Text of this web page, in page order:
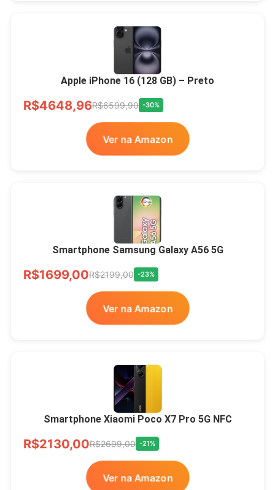
Apple iPhone 16 (128 GB) – Preto
R$4648,96R$6599,90 -30%
Ver na Amazon
Smartphone Samsung Galaxy A56 5G
R$1699,00R$2199,00 -23%
Ver na Amazon
Smartphone Xiaomi Poco X7 Pro 5G NFC
R$2130,00R$2699,00 -21%
Ver na Amazon